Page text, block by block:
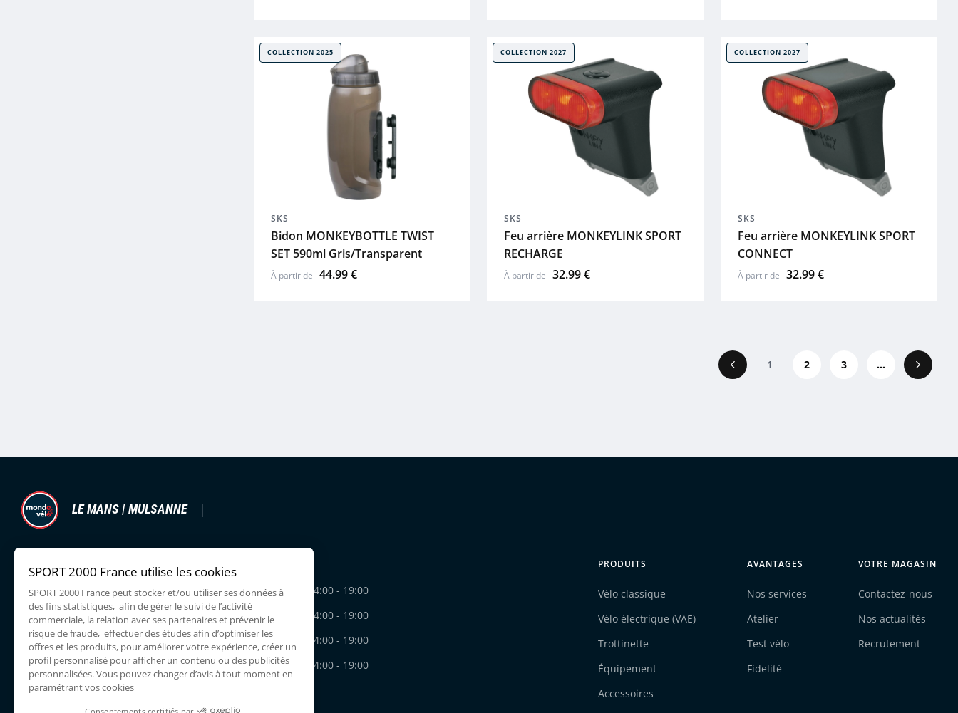
COLLECTION 2025
SKS
Bidon MONKEYBOTTLE TWIST
SET 590ml Gris/Transparent
À partir de 44.99 €
COLLECTION 2027
SKS
Feu arrière MONKEYLINK SPORT
RECHARGE
À partir de 32.99 €
COLLECTION 2027
SKS
Feu arrière MONKEYLINK SPORT
CONNECT
À partir de 32.99 €
Précédent
1 2 3 ...
Suivant
LE MANS | MULSANNE
ZAC DU CORMIER,
0243785090
Lundi
Mardi
09:30 - 12:30
14:00 - 19:00
Mercredi
09:30 - 12:30
14:00 - 19:00
Jeudi
09:30 - 12:30
14:00 - 19:00
Vendredi
09:30 - 12:30
14:00 - 19:00
PRODUITS
Vélo classique
Vélo électrique (VAE)
Trottinette
Équipement
Accessoires
AVANTAGES
Nos services
Atelier
Test vélo
Fidelité
VOTRE MAGASIN
Contactez-nous
Nos actualités
Recrutement